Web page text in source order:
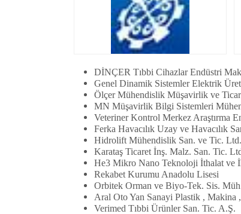
DİNÇER Tıbbi Cihazlar Endüstri
Genel Dinamik Sistemler Elektrik
Ölçer Mühendislik Müşavirlik ve
MN Müşavirlik Bilgi Sistemleri
Veteriner Kontrol Merkez Araştırma
Ferka Havacılık Uzay ve Havacılık
Hidrolift Mühendislik San. ve Tic.
Karataş Ticaret İnş. Malz. San. Tic.
He3 Mikro Nano Teknoloji İthalat ve
Rekabet Kurumu Anadolu Lisesi
Orbitek Orman ve Biyo-Tek. Sis.
Aral Oto Yan Sanayi Plastik , Makina
Verimed Tıbbi Ürünler San. Tic. A.Ş.